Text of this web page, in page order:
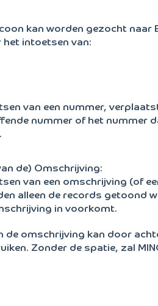
kan worden gezocht naar
intoetsen van:
van een nummer,
nummer of het nummer
de) Omschrijving:
van een omschrijving (of
alleen de records getoond
in voorkomt.
de omschrijving kan door
Zonder de spatie, zal